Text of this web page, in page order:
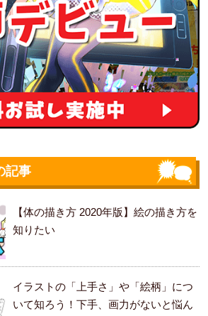
記事
【体の描き方 2020年版】絵の描き方を
知りたい
イラストの「上手さ」や「絵柄」につ
いて知ろう！下手、画力がないと悩ん